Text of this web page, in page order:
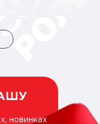
новинках